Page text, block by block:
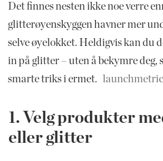
Det finnes nesten ikke noe verre
glitterøyenskyggen havner mer
selve øyelokket. Heldigvis kan du
in på glitter – uten å bekymre deg,
smarte triks i ermet.
1. Velg produkter
eller glitter